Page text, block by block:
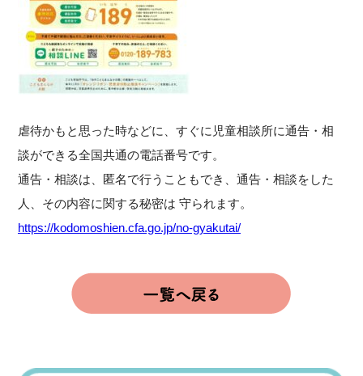
虐待かもと思った時などに、すぐに児童相談所に通告・相
談ができる全国共通の電話番号です。
通告・相談は、匿名で行うこともでき、通告・相談をした
人、その内容に関する秘密は 守られます。
https://kodomoshien.cfa.go.jp/no-gyakutai/